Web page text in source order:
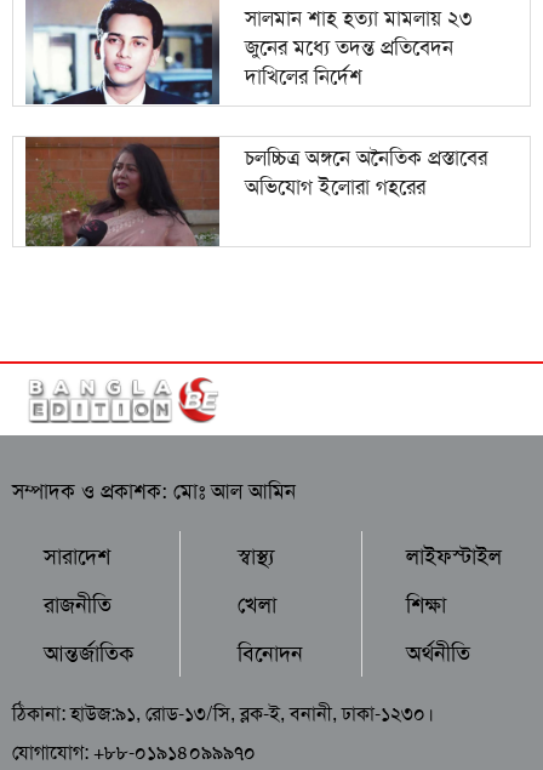
সালমান শাহ হত্যা মামলায় ২৩
জুনের মধ্যে তদন্ত প্রতিবেদন
দাখিলের নির্দেশ
চলচ্চিত্র অঙ্গনে অনৈতিক প্রস্তাবের
অভিযোগ ইলোরা গহরের
সম্পাদক ও প্রকাশক: মোঃ আল আমিন
সারাদেশ
রাজনীতি
আন্তর্জাতিক
স্বাস্থ্য
খেলা
বিনোদন
লাইফস্টাইল
শিক্ষা
অর্থনীতি
ঠিকানা: হাউজ:৯১, রোড-১৩/সি, ব্লক-ই, বনানী, ঢাকা-১২৩০।
যোগাযোগ: +৮৮-০১৯১৪০৯৯৯৭০